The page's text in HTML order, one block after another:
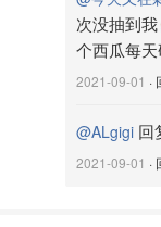
次没抽到我
个西瓜每
2021-09-01 ·
@ALgigi 回
2021-09-01 ·